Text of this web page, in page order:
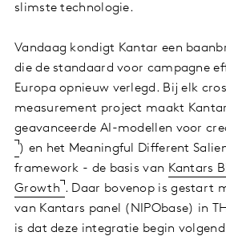
slimste technologie.
Vandaag kondigt Kantar een
die de standaard voor campagne
Europa opnieuw verlegd. Bij elk
measurement project maakt
geavanceerde AI-modellen voor
) en het Meaningful Different
framework - de basis van Kantars
Growth . Daar bovenop is gestart
van Kantars panel (NIPObase) in
is dat deze integratie begin